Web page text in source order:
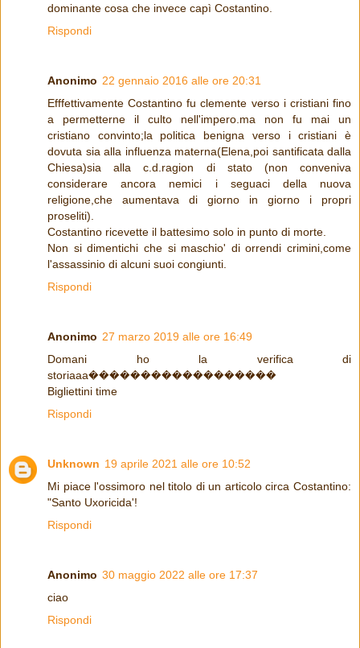
dominante cosa che invece capì Costantino.
Rispondi
Anonimo 22 gennaio 2016 alle ore 20:31
Efffettivamente Costantino fu clemente verso i cristiani fino
a permetterne il culto nell'impero.ma non fu mai un
cristiano convinto;la politica benigna verso i cristiani è
dovuta sia alla influenza materna(Elena,poi santificata dalla
Chiesa)sia alla c.d.ragion di stato (non conveniva
considerare ancora nemici i seguaci della nuova
religione,che aumentava di giorno in giorno i propri
proseliti).
Costantino ricevette il battesimo solo in punto di morte.
Non si dimentichi che si maschio' di orrendi crimini,come
l'assassinio di alcuni suoi congiunti.
Rispondi
Anonimo 27 marzo 2019 alle ore 16:49
Domani ho la verifica di
storiaaa������������������
Bigliettini time
Rispondi
Unknown 19 aprile 2021 alle ore 10:52
Mi piace l'ossimoro nel titolo di un articolo circa Costantino:
"Santo Uxoricida'!
Rispondi
Anonimo 30 maggio 2022 alle ore 17:37
ciao
Rispondi